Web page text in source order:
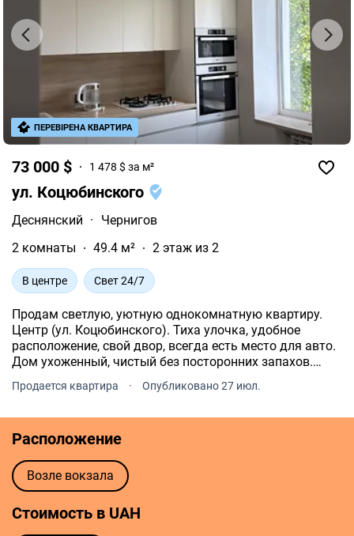
73 000 $ 1 478 $ за м²
ул. Коцюбинского
Деснянский ·
Чернигов
2 комнаты
49.4 м² 2 этаж из 2
В центре Свет 24/7
Продам светлую, уютную однокомнатную квартиру.
Центр (ул. Коцюбинского). Тиха улочка, удобное
расположение, свой двор, всегда есть место для авто.
Дом ухоженный, чистый без посторонних запахов.
мебель.
Продается квартира · Опубликовано 27 июл.
ПЕРЕВІРЕНА КВАРТИРА
Расположение
Возле вокзала
Стоимость в UAH